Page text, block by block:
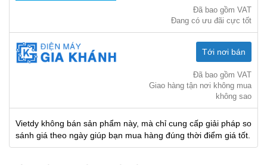
Đã bao gồm VAT
Đang có ưu đãi cực tốt
Tới nơi bán
Đã bao gồm VAT
Giao hàng tận nơi không mua
không sao
Vietdy không bán sản phẩm này, mà chỉ cung cấp giải pháp so
sánh giá theo ngày giúp bạn mua hàng đúng thời điểm giá tốt.